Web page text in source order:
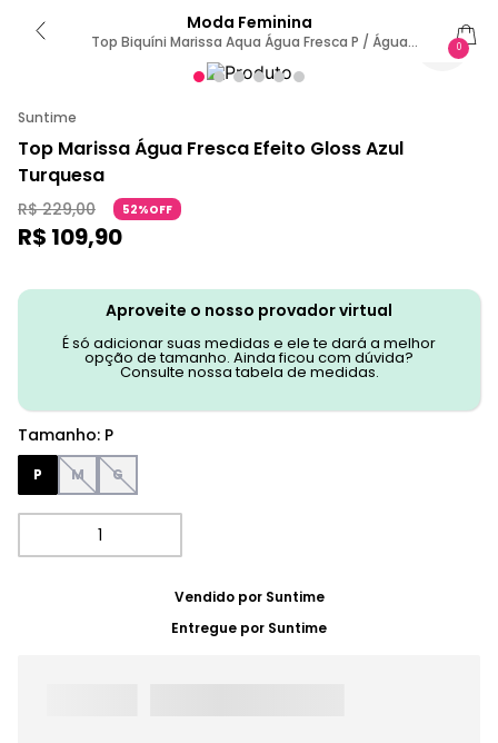
Moda Feminina
Top Biquíni Marissa Aqua Água Fresca P / Água
0
Suntime
Top Marissa Água Fresca Efeito Gloss Azul
Turquesa
R$ 229,00 52%OFF
R$ 109,90
Aproveite o nosso provador virtual
É só adicionar suas medidas e ele te dará a melhor
opção de tamanho. Ainda ficou com dúvida?
Consulte nossa tabela de medidas.
Tamanho: P
P M G
Vendido por Suntime
Entregue por Suntime